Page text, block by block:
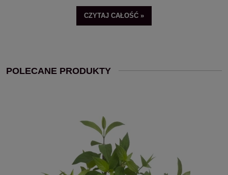
wielobarwne rabaty ogrodowe, warto wiedzieć, jakie rośliny są dobrym
towarzystwem dla hortensji. Z naszego poradnika dowiesz się, z czym sadzić
CZYTAJ CAŁOŚĆ »
POLECANE PRODUKTY